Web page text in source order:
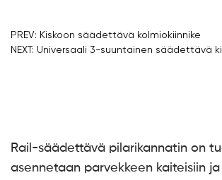
PREV: Kiskoon säädettävä kolmiokiinnike
NEXT: Universaali 3-suuntainen säädettävä
Rail-säädettävä pilarikannatin on
asennetaan parvekkeen kaiteisiin